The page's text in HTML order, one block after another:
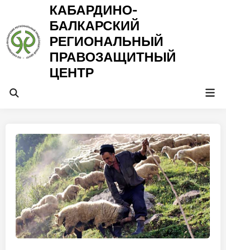
содержимому
КАБАРДИНО-
БАЛКАРСКИЙ
РЕГИОНАЛЬНЫЙ
ПРАВОЗАЩИТНЫЙ
ЦЕНТР
Открыть